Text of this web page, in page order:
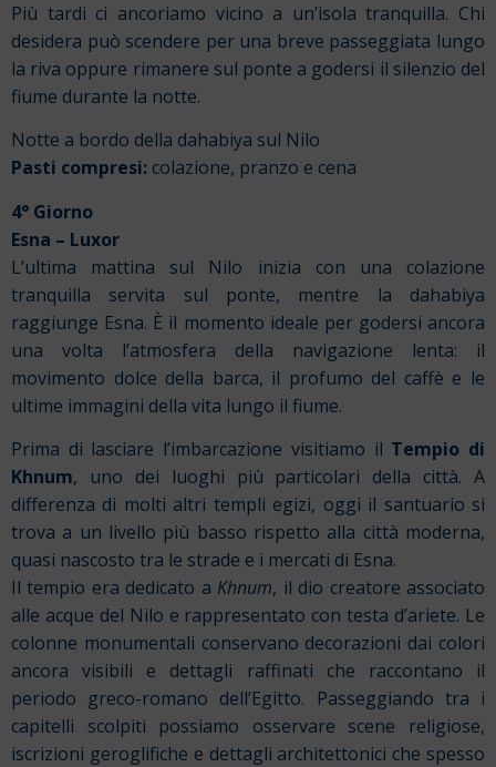
Più tardi ci ancoriamo vicino a un’isola tranquilla. Chi
desidera può scendere per una breve passeggiata lungo
la riva oppure rimanere sul ponte a godersi il silenzio del
fiume durante la notte.
Notte a bordo della dahabiya sul Nilo
Pasti compresi: colazione, pranzo e cena
4° Giorno
Esna – Luxor
L’ultima mattina sul Nilo inizia con una colazione
tranquilla servita sul ponte, mentre la dahabiya
raggiunge Esna. È il momento ideale per godersi ancora
una volta l’atmosfera della navigazione lenta: il
movimento dolce della barca, il profumo del caffè e le
ultime immagini della vita lungo il fiume.
Prima di lasciare l’imbarcazione visitiamo il Tempio di
Khnum, uno dei luoghi più particolari della città. A
differenza di molti altri templi egizi, oggi il santuario si
trova a un livello più basso rispetto alla città moderna,
quasi nascosto tra le strade e i mercati di Esna.
Il tempio era dedicato a Khnum, il dio creatore associato
alle acque del Nilo e rappresentato con testa d’ariete. Le
colonne monumentali conservano decorazioni dai colori
ancora visibili e dettagli raffinati che raccontano il
periodo greco-romano dell’Egitto. Passeggiando tra i
capitelli scolpiti possiamo osservare scene religiose,
iscrizioni geroglifiche e dettagli architettonici che spesso